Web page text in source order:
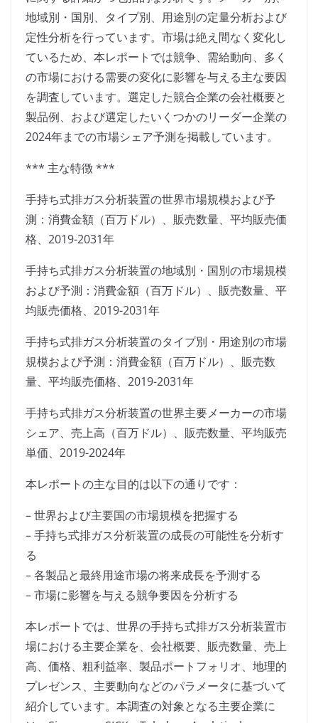
地域別・国別、タイプ別、用途別の定量分析および
定性分析を行っています。市場は絶え間なく変化し
ているため、本レポートでは競争、需給動向、多く
の市場における需要の変化に影響を与える主な要因
を調査しています。選定した競合企業の会社概要と
製品例、および選定したいくつかのリーダー企業の
2024年までの市場シェア予測を掲載しています。
*** 主な特徴 ***
手持ち式排ガス分析装置の世界市場規模および予
測：消費金額（百万ドル）、販売数量、平均販売価
格、2019-2031年
手持ち式排ガス分析装置の地域別・国別の市場規模
および予測：消費金額（百万ドル）、販売数量、平
均販売価格、2019-2031年
手持ち式排ガス分析装置のタイプ別・用途別の市場
規模および予測：消費金額（百万ドル）、販売数
量、平均販売価格、2019-2031年
手持ち式排ガス分析装置の世界主要メーカーの市場
シェア、売上高（百万ドル）、販売数量、平均販売
単価、2019-2024年
本レポートの主な目的は以下の通りです：
– 世界および主要国の市場規模を把握する
– 手持ち式排ガス分析装置の成長の可能性を分析す
る
– 各製品と最終用途市場の将来成長を予測する
– 市場に影響を与える競争要因を分析する
本レポートでは、世界の手持ち式排ガス分析装置市
場における主要企業を、会社概要、販売数量、売上
高、価格、粗利益率、製品ポートフォリオ、地理的
プレゼンス、主要動向などのパラメータに基づいて
紹介しています。本調査の対象となる主要企業に